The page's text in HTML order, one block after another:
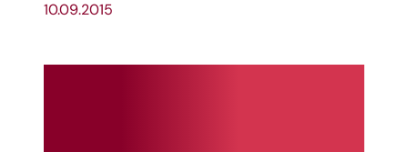
10.09.2015